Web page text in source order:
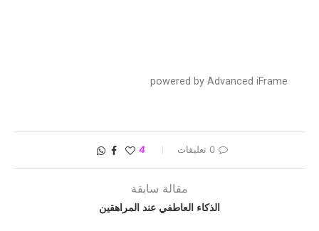
powered by Advanced iFrame
0 تعليقات 4
مقالة سابقة
الذكاء العاطفي عند المراهقين